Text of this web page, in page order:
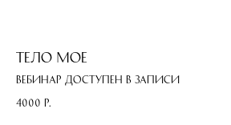
Тело мое
Вебинар доступен в записи
4000 р.